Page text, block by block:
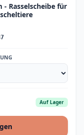
- Rasselscheibe für
Auf Lager